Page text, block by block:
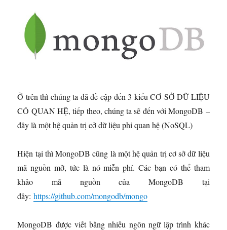
Ở trên thì chúng ta đã đề cập đến 3 kiểu CƠ SỞ DỮ LIỆU
CÓ QUAN HỆ, tiếp theo, chúng ta sẽ đến với MongoDB –
đây là một hệ quản trị cở dữ liệu phi quan hệ (NoSQL)
Hiện tại thì MongoDB cũng là một hệ quản trị cơ sở dữ liệu
mã nguồn mở, tức là nó miễn phí. Các bạn có thể tham
khảo mã nguồn của MongoDB tại
đây:https://github.com/mongodb/mongo
MongoDB được viết bằng nhiều ngôn ngữ lập trình khác